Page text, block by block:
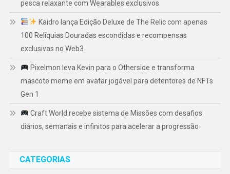
pesca relaxante com Wearables exclusivos
Kaidro lança Edição Deluxe de The Relic com apenas
100 Relíquias Douradas escondidas e recompensas
exclusivas no Web3
Pixelmon leva Kevin para o Otherside e transforma
mascote meme em avatar jogável para detentores de NFTs
Gen 1
Craft World recebe sistema de Missões com desafios
diários, semanais e infinitos para acelerar a progressão
CATEGORIAS